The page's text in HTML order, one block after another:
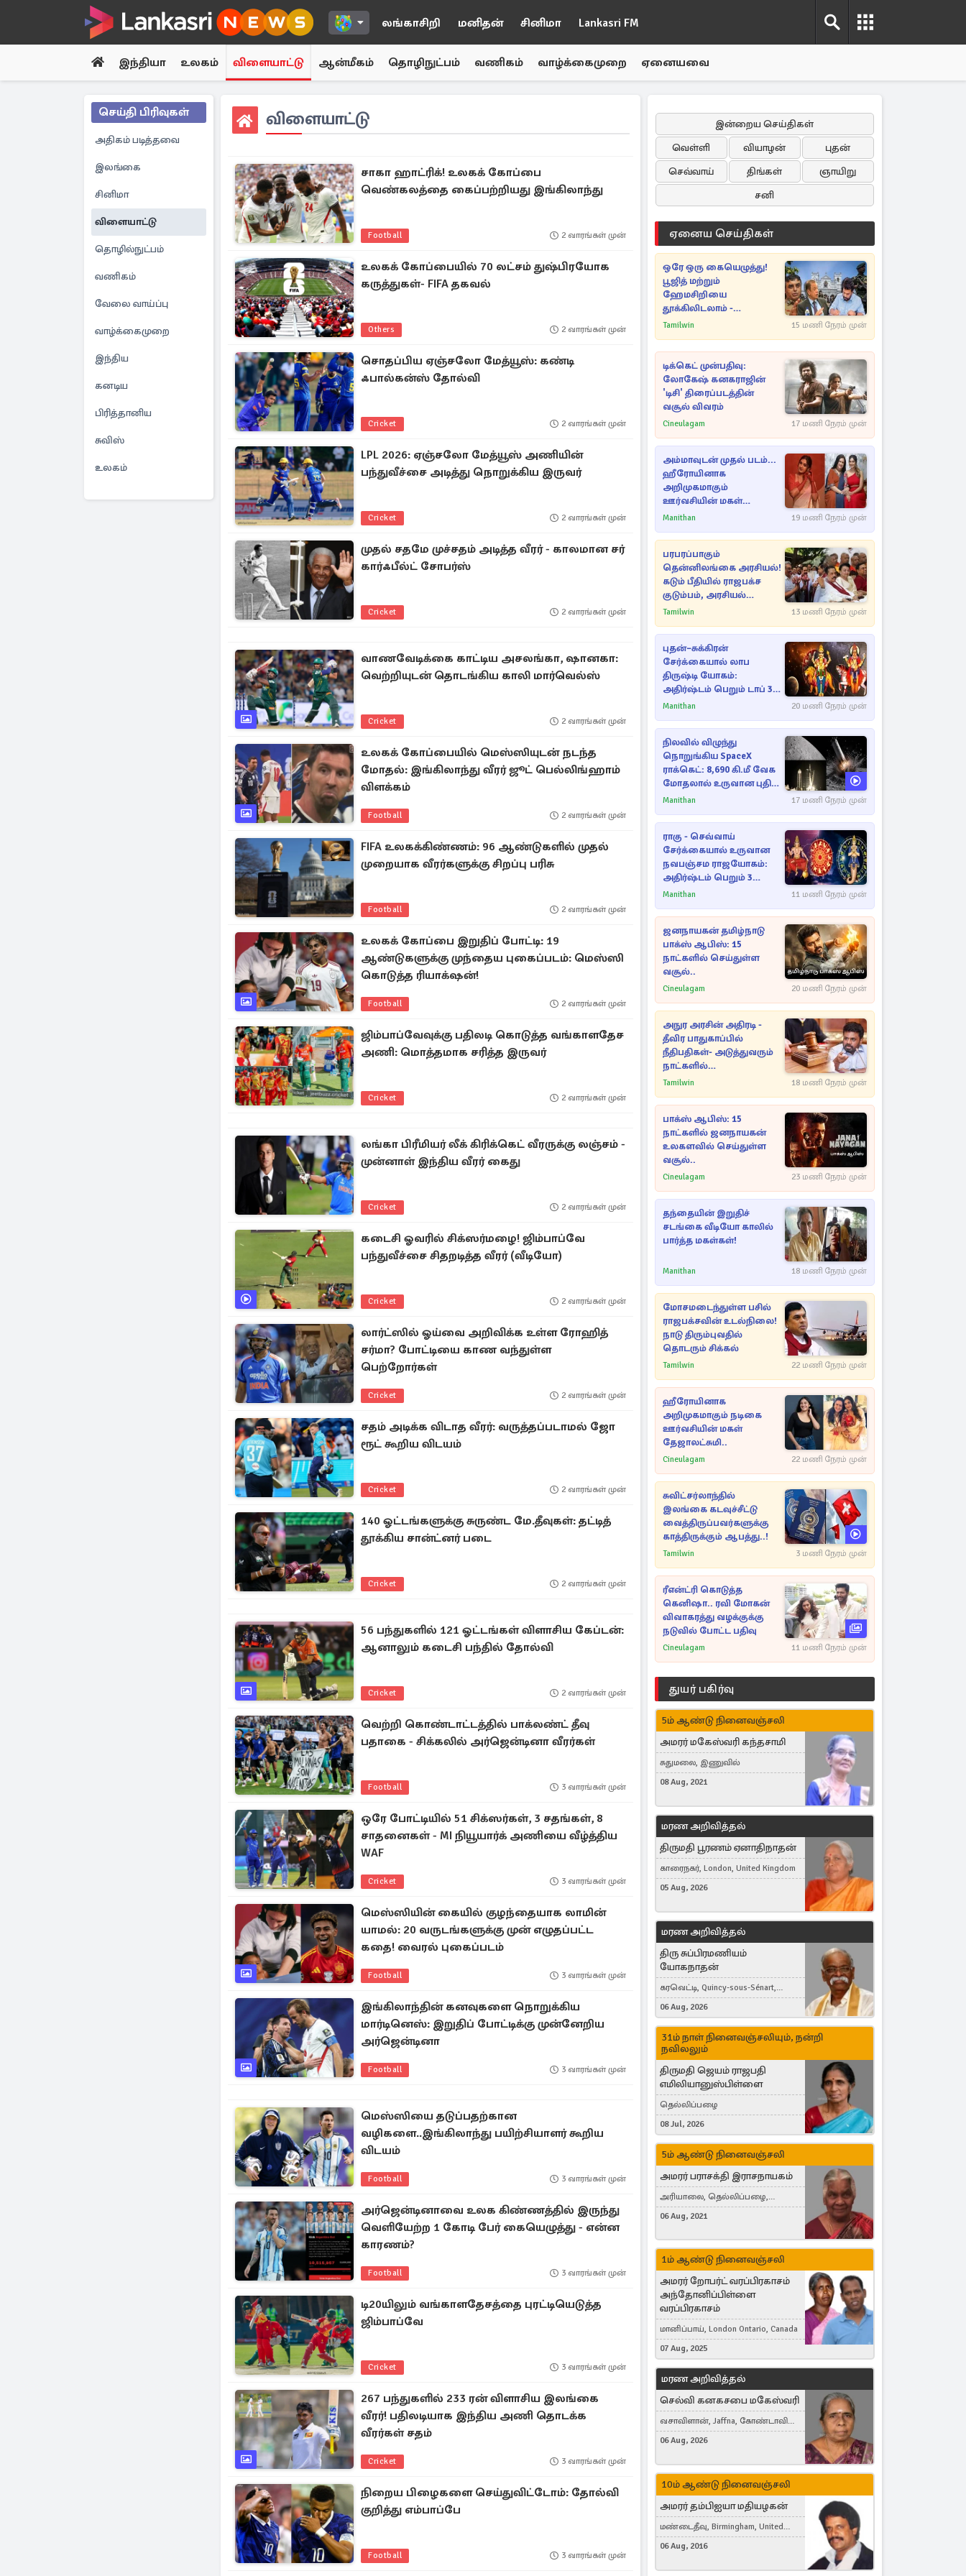
லங்காசிறி மனிதன் சினிமா Lankasri FM
இந்தியா உலகம் விளையாட்டு ஆன்மீகம் தொழிநுட்பம் வணிகம் வாழ்க்கைமுறை ஏனையவை
செய்தி பிரிவுகள்
அதிகம் படித்தவை
இலங்கை
சினிமா
விளையாட்டு
தொழில்நுட்பம்
வணிகம்
வேலை வாய்ப்பு
வாழ்க்கைமுறை
இந்திய
கனடிய
பிரித்தானிய
சுவிஸ்
உலகம்
விளையாட்டு
சாகா ஹாட்ரிக்! உலகக் கோப்பை
வெண்கலத்தை கைப்பற்றியது இங்கிலாந்து
Football 2 வாரங்கள் முன்
உலகக் கோப்பையில் 70 லட்சம் துஷ்பிரயோக
கருத்துகள்- FIFA தகவல்
Others 2 வாரங்கள் முன்
சொதப்பிய ஏஞ்சலோ மேத்யூஸ்: கண்டி
ஃபால்கன்ஸ் தோல்வி
Cricket 2 வாரங்கள் முன்
LPL 2026: ஏஞ்சலோ மேத்யூஸ் அணியின்
பந்துவீச்சை அடித்து நொறுக்கிய இருவர்
Cricket 2 வாரங்கள் முன்
முதல் சதமே முச்சதம் அடித்த வீரர் - காலமான சர்
கார்ஃபீல்ட் சோபர்ஸ்
Cricket 2 வாரங்கள் முன்
வாணவேடிக்கை காட்டிய அசலங்கா, ஷானகா:
வெற்றியுடன் தொடங்கிய காலி மார்வெல்ஸ்
Cricket 2 வாரங்கள் முன்
உலகக் கோப்பையில் மெஸ்ஸியுடன் நடந்த
மோதல்: இங்கிலாந்து வீரர் ஜூட் பெல்லிங்ஹாம்
விளக்கம்
Football 2 வாரங்கள் முன்
FIFA உலகக்கிண்ணம்: 96 ஆண்டுகளில் முதல்
முறையாக வீரர்களுக்கு சிறப்பு பரிசு
Football 2 வாரங்கள் முன்
உலகக் கோப்பை இறுதிப் போட்டி: 19
ஆண்டுகளுக்கு முந்தைய புகைப்படம்: மெஸ்ஸி
கொடுத்த ரியாக்‌ஷன்!
Football 2 வாரங்கள் முன்
ஜிம்பாப்வேவுக்கு பதிலடி கொடுத்த வங்காளதேச
அணி: மொத்தமாக சரித்த இருவர்
Cricket 2 வாரங்கள் முன்
லங்கா பிரீமியர் லீக் கிரிக்கெட் வீரருக்கு லஞ்சம் -
முன்னாள் இந்திய வீரர் கைது
Cricket 2 வாரங்கள் முன்
கடைசி ஓவரில் சிக்ஸர்மழை! ஜிம்பாப்வே
பந்துவீச்சை சிதறடித்த வீரர் (வீடியோ)
Cricket 2 வாரங்கள் முன்
லார்ட்ஸில் ஓய்வை அறிவிக்க உள்ள ரோஹித்
சர்மா? போட்டியை காண வந்துள்ள
பெற்றோர்கள்
Cricket 2 வாரங்கள் முன்
சதம் அடிக்க விடாத வீரர்: வருத்தப்படாமல் ஜோ
ரூட் கூறிய விடயம்
Cricket 2 வாரங்கள் முன்
140 ஓட்டங்களுக்கு சுருண்ட மே.தீவுகள்: தட்டித்
தூக்கிய சான்ட்னர் படை
Cricket 2 வாரங்கள் முன்
56 பந்துகளில் 121 ஓட்டங்கள் விளாசிய கேப்டன்:
ஆனாலும் கடைசி பந்தில் தோல்வி
Cricket 2 வாரங்கள் முன்
வெற்றி கொண்டாட்டத்தில் பாக்லண்ட் தீவு
பதாகை - சிக்கலில் அர்ஜென்டினா வீரர்கள்
Football 3 வாரங்கள் முன்
ஒரே போட்டியில் 51 சிக்ஸர்கள், 3 சதங்கள், 8
சாதனைகள் - MI நியூயார்க் அணியை வீழ்த்திய
WAF
Cricket 3 வாரங்கள் முன்
மெஸ்ஸியின் கையில் குழந்தையாக லாமின்
யாமல்: 20 வருடங்களுக்கு முன் எழுதப்பட்ட
கதை! வைரல் புகைப்படம்
Football 3 வாரங்கள் முன்
இங்கிலாந்தின் கனவுகளை நொறுக்கிய
மார்டினெஸ்: இறுதிப் போட்டிக்கு முன்னேறிய
அர்ஜென்டினா
Football 3 வாரங்கள் முன்
மெஸ்ஸியை தடுப்பதற்கான
வழிகளை..இங்கிலாந்து பயிற்சியாளர் கூறிய
விடயம்
Football 3 வாரங்கள் முன்
அர்ஜென்டினாவை உலக கிண்ணத்தில் இருந்து
வெளியேற்ற 1 கோடி பேர் கையெழுத்து - என்ன
காரணம்?
Football 3 வாரங்கள் முன்
டி20யிலும் வங்காளதேசத்தை புரட்டியெடுத்த
ஜிம்பாப்வே
Cricket 3 வாரங்கள் முன்
267 பந்துகளில் 233 ரன் விளாசிய இலங்கை
வீரர்! பதிலடியாக இந்திய அணி தொடக்க
வீரர்கள் சதம்
Cricket 3 வாரங்கள் முன்
நிறைய பிழைகளை செய்துவிட்டோம்: தோல்வி
குறித்து எம்பாப்பே
Football 3 வாரங்கள் முன்
இன்றைய செய்திகள்
வெள்ளி
வியாழன்
புதன்
செவ்வாய்
திங்கள்
ஞாயிறு
சனி
ஏனைய செய்திகள்
ஒரே ஒரு கையெழுத்து!
பூஜித் மற்றும்
ஹேமசிறியை
தூக்கிலிடலாம் -
அநுரவுக்குச் சென்ற
Tamilwin 15 மணி நேரம் முன்
டிக்கெட் முன்பதிவு:
லோகேஷ் கனகராஜின்
'டிசி' திரைப்படத்தின்
வசூல் விவரம்
Cineulagam 17 மணி நேரம் முன்
அம்மாவுடன் முதல் படம்...
ஹீரோயினாக
அறிமுகமாகும்
ஊர்வசியின் மகள்
தேஜலட்சுமி!
Manithan 19 மணி நேரம் முன்
பரபரப்பாகும்
தென்னிலங்கை அரசியல்!
கடும் பீதியில் ராஜபக்ச
குடும்பம், அரசியல்
நட்புகள்
Tamilwin 13 மணி நேரம் முன்
புதன்–சுக்கிரன்
சேர்க்கையால் லாப
திருஷ்டி யோகம்:
அதிர்ஷ்டம் பெறும் டாப் 3
ராசிகள்!
Manithan 20 மணி நேரம் முன்
நிலவில் விழுந்து
நொறுங்கிய SpaceX
ராக்கெட்: 8,690 கி.மீ வேக
மோதலால் உருவான புதிய
பள்ளம்!
Manithan 17 மணி நேரம் முன்
ராகு - செவ்வாய்
சேர்க்கையால் உருவான
நவபஞ்சம ராஜயோகம்:
அதிர்ஷ்டம் பெறும் 3
ராசிகள்!
Manithan 11 மணி நேரம் முன்
ஜனநாயகன் தமிழ்நாடு
பாக்ஸ் ஆபிஸ்: 15
நாட்களில் செய்துள்ள
வசூல்..
Cineulagam 20 மணி நேரம் முன்
அநுர அரசின் அதிரடி -
தீவிர பாதுகாப்பில்
நீதிபதிகள்- அடுத்துவரும்
நாட்களில்
அம்பலமாகவுள்ள ரகசியம்
Tamilwin 18 மணி நேரம் முன்
பாக்ஸ் ஆபிஸ்: 15
நாட்களில் ஜனநாயகன்
உலகளவில் செய்துள்ள
வசூல்..
Cineulagam 23 மணி நேரம் முன்
தந்தையின் இறுதிச்
சடங்கை வீடியோ காலில்
பார்த்த மகள்கள்!
Manithan 18 மணி நேரம் முன்
மோசமடைந்துள்ள பசில்
ராஜபக்சவின் உடல்நிலை!
நாடு திரும்புவதில்
தொடரும் சிக்கல்
Tamilwin 22 மணி நேரம் முன்
ஹீரோயினாக
அறிமுகமாகும் நடிகை
ஊர்வசியின் மகள்
தேஜாலட்சுமி..
Cineulagam 22 மணி நேரம் முன்
சுவிட்சர்லாந்தில்
இலங்கை கடவுச்சீட்டு
வைத்திருப்பவர்களுக்கு
காத்திருக்கும் ஆபத்து..!
Tamilwin 3 மணி நேரம் முன்
ரீஎன்ட்ரி கொடுத்த
கெனிஷா.. ரவி மோகன்
விவாகரத்து வழக்குக்கு
நடுவில் போட்ட பதிவு
Cineulagam 11 மணி நேரம் முன்
துயர் பகிர்வு
5ம் ஆண்டு நினைவஞ்சலி
அமரர் மகேஸ்வரி கந்தசாமி
சுதுமலை, இணுவில்
08 Aug, 2021
மரண அறிவித்தல்
திருமதி பூரணம் ஏனாதிநாதன்
காரைநகர், London, United Kingdom
05 Aug, 2026
மரண அறிவித்தல்
திரு சுப்பிரமணியம்
யோகநாதன்
கரவெட்டி, Quincy-sous-Sénart,
France
06 Aug, 2026
31ம் நாள் நினைவஞ்சலியும், நன்றி
நவிலலும்
திருமதி ஜெயம் ராஜபதி
எமிலியானுஸ்பிள்ளை
தெல்லிப்பழை
08 Jul, 2026
5ம் ஆண்டு நினைவஞ்சலி
அமரர் பராசக்தி இராசநாயகம்
அரியாலை, தெல்லிப்பழை,
Montreal, Canada
06 Aug, 2021
1ம் ஆண்டு நினைவஞ்சலி
அமரர் றோபர்ட் வரப்பிரகாசம்
அந்தோனிப்பிள்ளை
வரப்பிரகாசம்
மானிப்பாய், London Ontario, Canada
07 Aug, 2025
மரண அறிவித்தல்
செல்வி கனகசபை மகேஸ்வரி
வசாவிளான், Jaffna, கோண்டாவில்
கிழக்கு
06 Aug, 2026
10ம் ஆண்டு நினைவஞ்சலி
அமரர் தம்பிஐயா மதியழகன்
மண்டைதீவு, Birmingham, United
Kingdom
06 Aug, 2016